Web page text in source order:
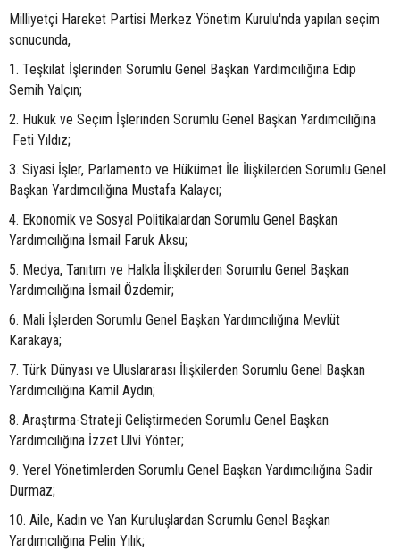
Milliyetçi Hareket Partisi Merkez Yönetim Kurulu'nda yapılan seçim
sonucunda,
1. Teşkilat İşlerinden Sorumlu Genel Başkan Yardımcılığına Edip
Semih Yalçın;
2. Hukuk ve Seçim İşlerinden Sorumlu Genel Başkan Yardımcılığına
Feti Yıldız;
3. Siyasi İşler, Parlamento ve Hükümet İle İlişkilerden Sorumlu Genel
Başkan Yardımcılığına Mustafa Kalaycı;
4. Ekonomik ve Sosyal Politikalardan Sorumlu Genel Başkan
Yardımcılığına İsmail Faruk Aksu;
5. Medya, Tanıtım ve Halkla İlişkilerden Sorumlu Genel Başkan
Yardımcılığına İsmail Özdemir;
6. Mali İşlerden Sorumlu Genel Başkan Yardımcılığına Mevlüt
Karakaya;
7. Türk Dünyası ve Uluslararası İlişkilerden Sorumlu Genel Başkan
Yardımcılığına Kamil Aydın;
8. Araştırma-Strateji Geliştirmeden Sorumlu Genel Başkan
Yardımcılığına İzzet Ulvi Yönter;
9. Yerel Yönetimlerden Sorumlu Genel Başkan Yardımcılığına Sadir
Durmaz;
10. Aile, Kadın ve Yan Kuruluşlardan Sorumlu Genel Başkan
Yardımcılığına Pelin Yılık;